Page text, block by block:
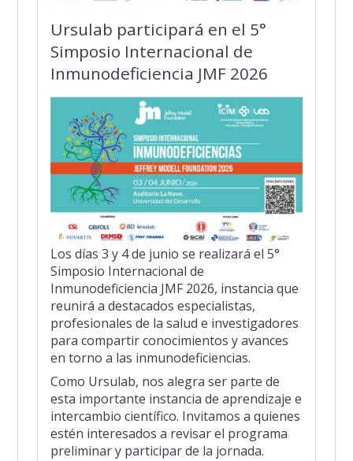
Ursulab participará en el 5°
Simposio Internacional de
Inmunodeficiencia JMF 2026
Los días 3 y 4 de junio se realizará el 5°
Simposio Internacional de
Inmunodeficiencia JMF 2026, instancia que
reunirá a destacados especialistas,
profesionales de la salud e investigadores
para compartir conocimientos y avances
en torno a las inmunodeficiencias.
Como Ursulab, nos alegra ser parte de
esta importante instancia de aprendizaje e
intercambio científico. Invitamos a quienes
estén interesados a revisar el programa
preliminar y participar de la jornada.